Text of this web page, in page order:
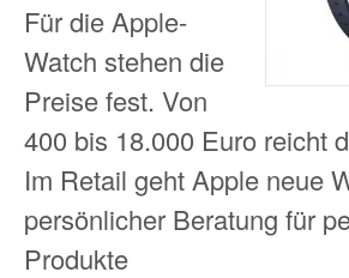
Für die Apple-
Watch stehen die
Preise fest. Von
400 bis 18.000 Euro reicht
Im Retail geht Apple neue
persönlicher Beratung für
Produkte